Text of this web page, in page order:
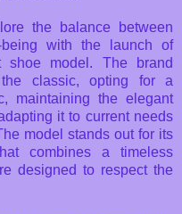
the balance between
being with the launch of
model. The brand
classic, opting for a
maintaining the elegant
it to current needs
model stands out for its
combines a timeless
designed to respect the